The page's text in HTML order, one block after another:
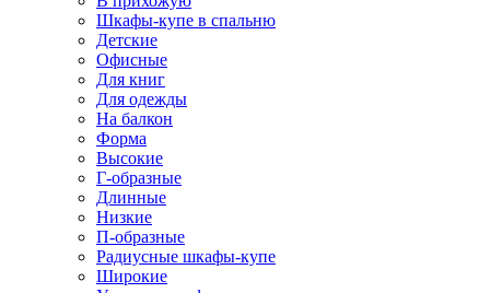
Шкафы-купе в спальню
Детские
Офисные
Для книг
Для одежды
На балкон
Форма
Высокие
Г-образные
Длинные
Низкие
П-образные
Радиусные шкафы-купе
Широкие